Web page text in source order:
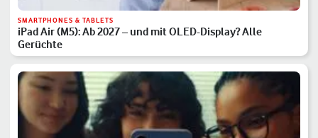
SMARTPHONES & TABLETS
iPad Air (M5): Ab 2027 – und mit OLED-Display? Alle
Gerüchte